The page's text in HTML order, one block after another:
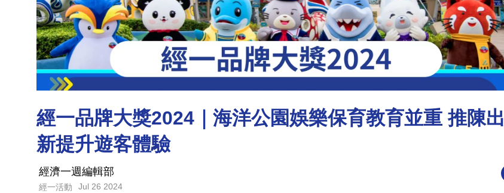
經一品牌大獎2024｜海洋公園娛樂保育教育並重 推陳出
新提升遊客體驗
經濟一週編輯部
經一活動 Jul 26 2024